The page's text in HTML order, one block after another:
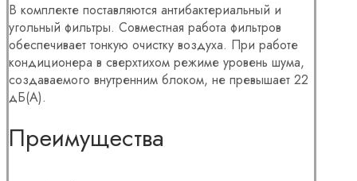
В комплекте поставляются антибактериальный и
угольный фильтры. Совместная работа фильтров
обеспечивает тонкую очистку воздуха. При работе
кондиционера в сверхтихом режиме уровень шума,
создаваемого внутренним блоком, не превышает 22
дБ(А).
Преимущества